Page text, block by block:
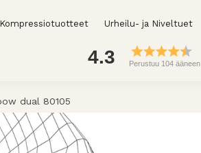
Kompressiotuotteet Urheilu- ja Niveltuet
4.3 Perustuu 104 ääneen
dual 80105